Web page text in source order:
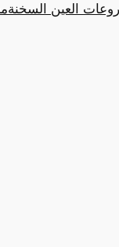
العين السخنة